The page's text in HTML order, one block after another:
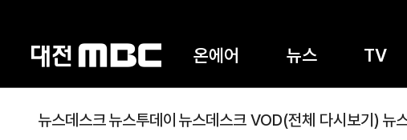
온에어 뉴스 TV
뉴스데스크뉴스투데이 뉴스데스크 VOD(전체 다시보기) 뉴